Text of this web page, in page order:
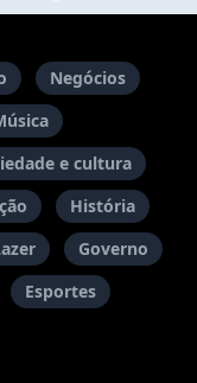
Negócios
e cultura
História
Governo
Esportes